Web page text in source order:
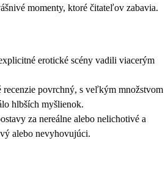
momenty, ktoré čitateľov zabavia.
erotické scény vadili viacerým
recenzie povrchný, s veľkým množstvom
hlbších myšlienok.
za nereálne alebo nelichotivé a
alebo nevyhovujúci.